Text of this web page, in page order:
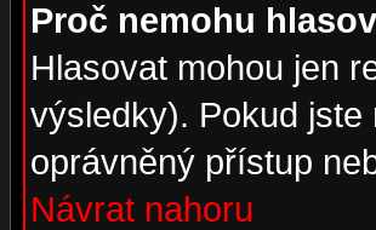
Proč nemohu
Hlasovat mohou jen
výsledky). Pokud jste
oprávněný přístup
Návrat nahoru